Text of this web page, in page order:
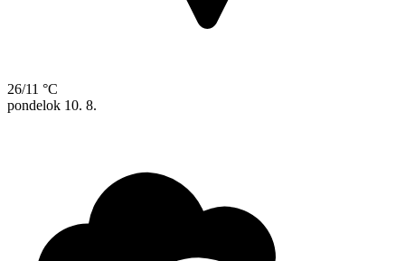
26/11 °C
pondelok 10. 8.